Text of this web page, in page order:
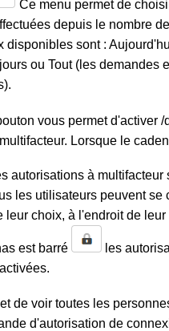
Ce menu permet de
depuis le nombre
disponibles sont :
ou Tout (les demandes
vous permet d'activer /
Lorsque le
autorisations à multifacteur
les utilisateurs peuvent se
leur choix, à l'endroit de leur
est barré
les
de voir toutes les
d'autorisation de